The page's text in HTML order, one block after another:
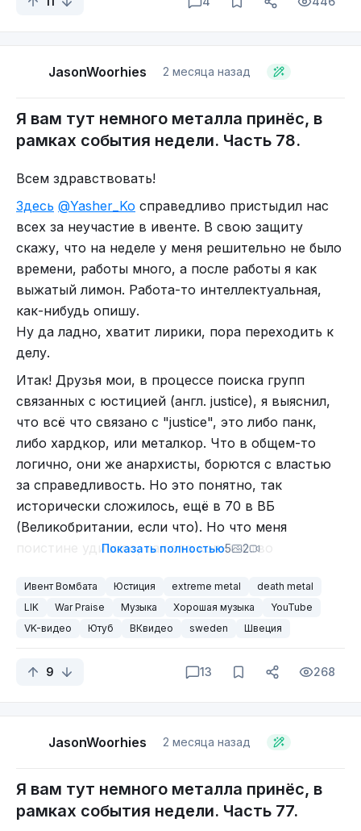
гор Адирондак (Adirondacks), что находятся на
Вдохновением для создания музыки становятся
природные силы, которые усиливают чувства
проекта.
JasonWoorhies 2 месяца назад
Я вам тут немного металла принёс, в
рамках события недели. Часть 78.
Всем здравствовать!
Здесь @Yasher_Ko справедливо пристыдил нас
всех за неучастие в ивенте. В свою защиту
скажу, что на неделе у меня решительно не было
времени, работы много, а после работы я как
выжатый лимон. Работа-то интеллектуальная,
как-нибудь опишу.
Ну да ладно, хватит лирики, пора переходить к
делу.
Итак! Друзья мои, в процессе поиска групп
связанных с юстицией (англ. justice), я выяснил,
что всё что связано с "justice", это либо панк,
либо хардкор, или металкор. Что в общем-то
логично, они же анархисты, борются с властью
за справедливость. Но это понятно, так
исторически сложилось, ещё в 70 в ВБ
(Великобритании, если что). Но что меня
поистине удивило, так это количество
направлений. Если "street edge" ещё понятен, то
вот тег "vegan" поверг меня в дичайшую
фрустрацию. Серьёзно? Панк, хардкор, стрит
содержит элементы животного мира? А как же
Показать полностью5 2
Ивент Вомбата Юстиция extreme metal
death metal
LIK
War Praise Музыка Хорошая музыка
YouTube
VK-видео
Ютуб ВКвидео sweden Швеция
9 13 268
JasonWoorhies 2 месяца назад
Я вам тут немного металла принёс, в
рамках события недели. Часть 77.